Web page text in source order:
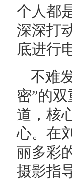
个人都
深深打
底进行
不难
密”的
道，核
心。在
丽多彩
摄影指